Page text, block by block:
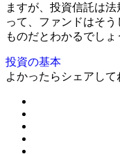
ますが、投資信託は
って、ファンドはそ
ものだとわかるでしょ
投資の基本
よかったらシェアして